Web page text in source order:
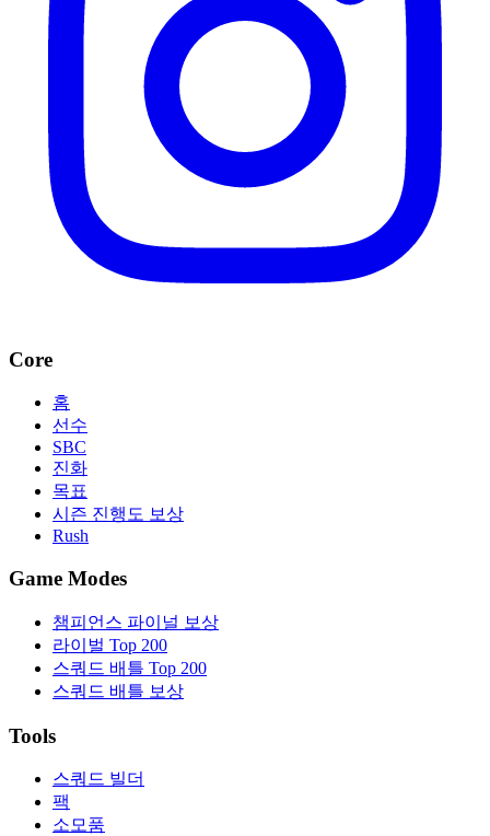
Core
홈
선수
SBC
진화
목표
시즌 진행도 보상
Rush
Game Modes
챔피언스 파이널 보상
라이벌 Top 200
스쿼드 배틀 Top 200
스쿼드 배틀 보상
Tools
스쿼드 빌더
팩
소모품